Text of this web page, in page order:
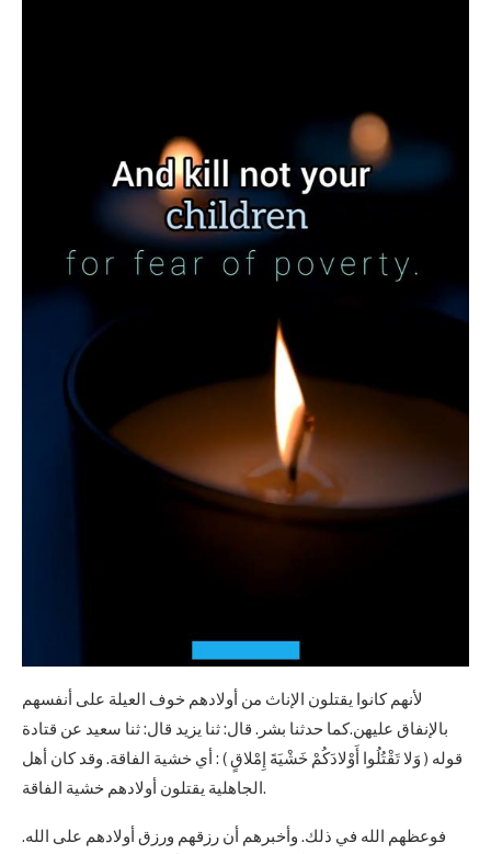
لأنهم كانوا يقتلون الإناث من أولادهم خوف العيلة على أنفسهم
بالإنفاق عليهن.كما حدثنا بشر. قال: ثنا يزيد قال: ثنا سعيد عن قتادة
قوله ( وَلا تَقْتُلُوا أَوْلادَكُمْ خَشْيَةَ إِمْلاقٍ ) : أي خشية الفاقة. وقد كان أهل
الجاهلية يقتلون أولادهم خشية الفاقة.
فوعظهم الله في ذلك. وأخبرهم أن رزقهم ورزق أولادهم على الله.